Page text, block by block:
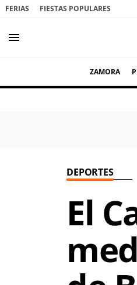
FERIAS FIESTAS POPULARES
menu
ZAMORA
DEPORTES
El